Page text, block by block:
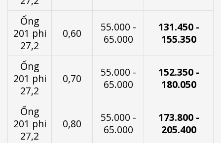
Ống
201 phi
27,2
0,60
55.000 -
65.000
131.450 -
155.350
Ống
201 phi
27,2
0,70
55.000 -
65.000
152.350 -
180.050
Ống
201 phi
27,2
0,80
55.000 -
65.000
173.800 -
205.400